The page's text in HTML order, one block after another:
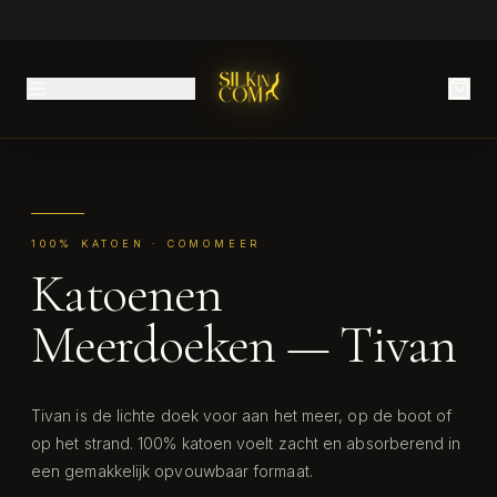
100% KATOEN · COMOMEER
Katoenen
Meerdoeken — Tivan
Tivan is de lichte doek voor aan het meer, op de boot of
op het strand. 100% katoen voelt zacht en absorberend in
een gemakkelijk opvouwbaar formaat.